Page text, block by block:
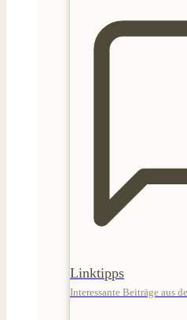
Linktipps
Interessante Beiträge aus